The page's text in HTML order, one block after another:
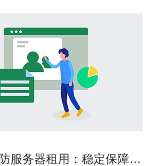
服务器租用：稳定保障您